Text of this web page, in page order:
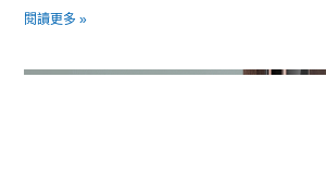
閱讀更多 »